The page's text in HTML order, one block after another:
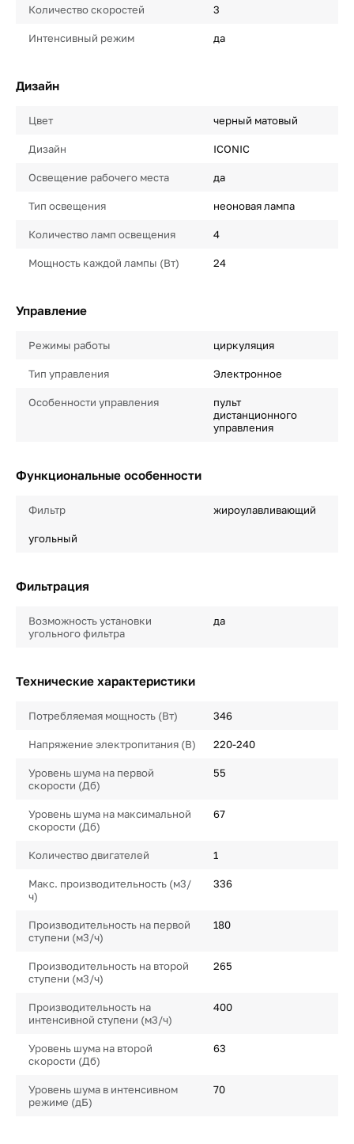
Количество скоростей 3
Интенсивный режим да
Дизайн
Цвет черный матовый
Дизайн ICONIC
Освещение рабочего места да
Тип освещения неоновая лампа
Количество ламп освещения 4
Мощность каждой лампы (Вт) 24
Управление
Режимы работы циркуляция
Тип управления Электронное
Особенности управления
пульт
дистанционного
управления
Функциональные особенности
Фильтр жироулавливающий
угольный
Фильтрация
Возможность установки
угольного фильтра
да
Технические характеристики
Потребляемая мощность (Вт) 346
Напряжение электропитания (В) 220-240
Уровень шума на первой
скорости (Дб)
55
Уровень шума на максимальной
скорости (Дб)
67
Количество двигателей 1
Макс. производительность (м3/
ч)
336
Производительность на первой
ступени (м3/ч)
180
Производительность на второй
ступени (м3/ч)
265
Производительность на
интенсивной ступени (м3/ч)
400
Уровень шума на второй
скорости (Дб)
63
Уровень шума в интенсивном
режиме (дБ)
70